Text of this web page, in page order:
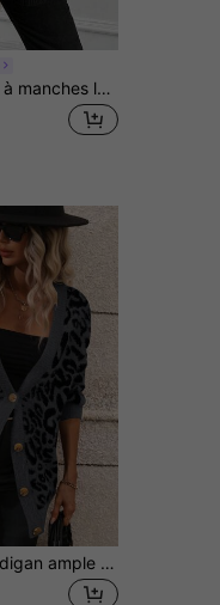
Vionelle Cardigan à manches longues avec motif cœur, grande taille, style minimaliste, port casual quotidien, pour l'hiver
EMERY ROSE Cardigan ample en boutons à l'avant à imprimé léopard pour femmes, décontracté et quotidien, manches longues, adapté pour l'automne/l'hiver